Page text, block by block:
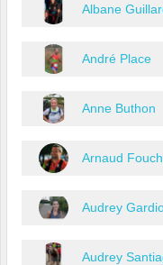
Albane
André Place
Anne Buthon
Arnaud
Audrey
Audrey